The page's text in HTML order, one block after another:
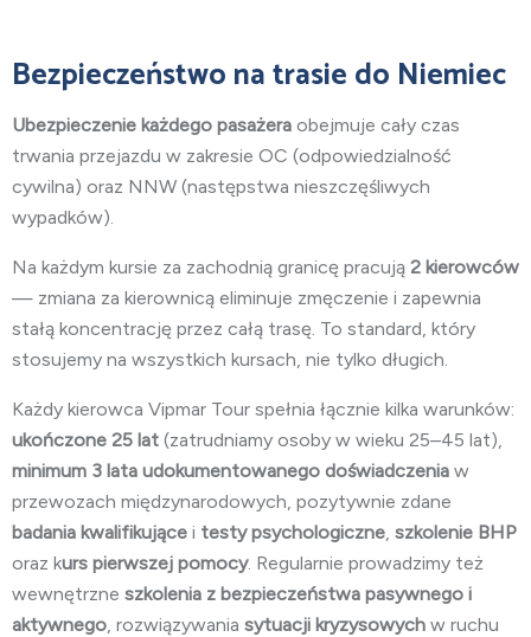
Bezpieczeństwo na trasie do Niemiec
Ubezpieczenie każdego pasażera obejmuje cały czas
trwania przejazdu w zakresie OC (odpowiedzialność
cywilna) oraz NNW (następstwa nieszczęśliwych
wypadków).
Na każdym kursie za zachodnią granicę pracują 2 kierowców
— zmiana za kierownicą eliminuje zmęczenie i zapewnia
stałą koncentrację przez całą trasę. To standard, który
stosujemy na wszystkich kursach, nie tylko długich.
Każdy kierowca Vipmar Tour spełnia łącznie kilka warunków:
ukończone 25 lat (zatrudniamy osoby w wieku 25–45 lat),
minimum 3 lata udokumentowanego doświadczenia w
przewozach międzynarodowych, pozytywnie zdane
badania kwalifikujące i testy psychologiczne szkolenie BHP
oraz kurs pierwszej pomocy. Regularnie prowadzimy też
wewnętrzne szkolenia z bezpieczeństwa pasywnego i
aktywnego , rozwiązywania sytuacji kryzysowych w ruchu